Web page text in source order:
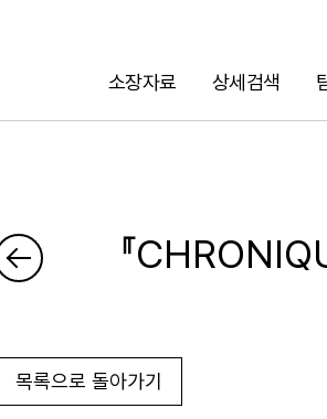
소장자료 상세검색 검색
『
목록으로 돌아가기